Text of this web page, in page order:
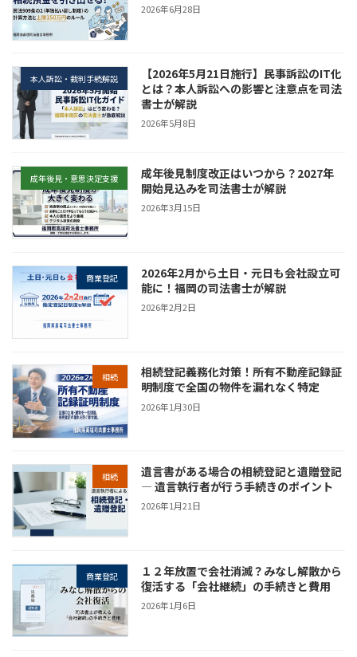
2026年6月28日
本人訴訟・裁判手続解説
【2026年5月21日施行】民事訴訟のIT化
とは？本人訴訟への影響と注意点を司法
書士が解説
2026年5月8日
成年後見・意思決定支援
成年後見制度改正はいつから？2027年
開始見込みを司法書士が解説
2026年3月15日
商業登記
2026年2月から土日・元日も会社設立可
能に！福岡の司法書士が解説
2026年2月2日
相続
相続登記義務化対策！所有不動産記録証
明制度で全国の物件を漏れなく特定
2026年1月30日
相続
遺言書がある場合の相続登記と遺贈登記
― 遺言執行者が行う手続きのポイント
2026年1月21日
商業登記
１２年放置で会社消滅？みなし解散から
復活する「会社継続」の手続きと費用
2026年1月6日